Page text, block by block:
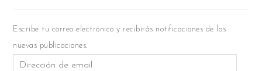
Escribe tu correo electrónico y recibirás notificaciones de las
nuevas publicaciones.